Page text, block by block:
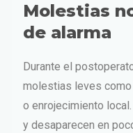
Molestias
de alarma
Durante el
molestias leves
o enrojecimiento
y desaparecen en